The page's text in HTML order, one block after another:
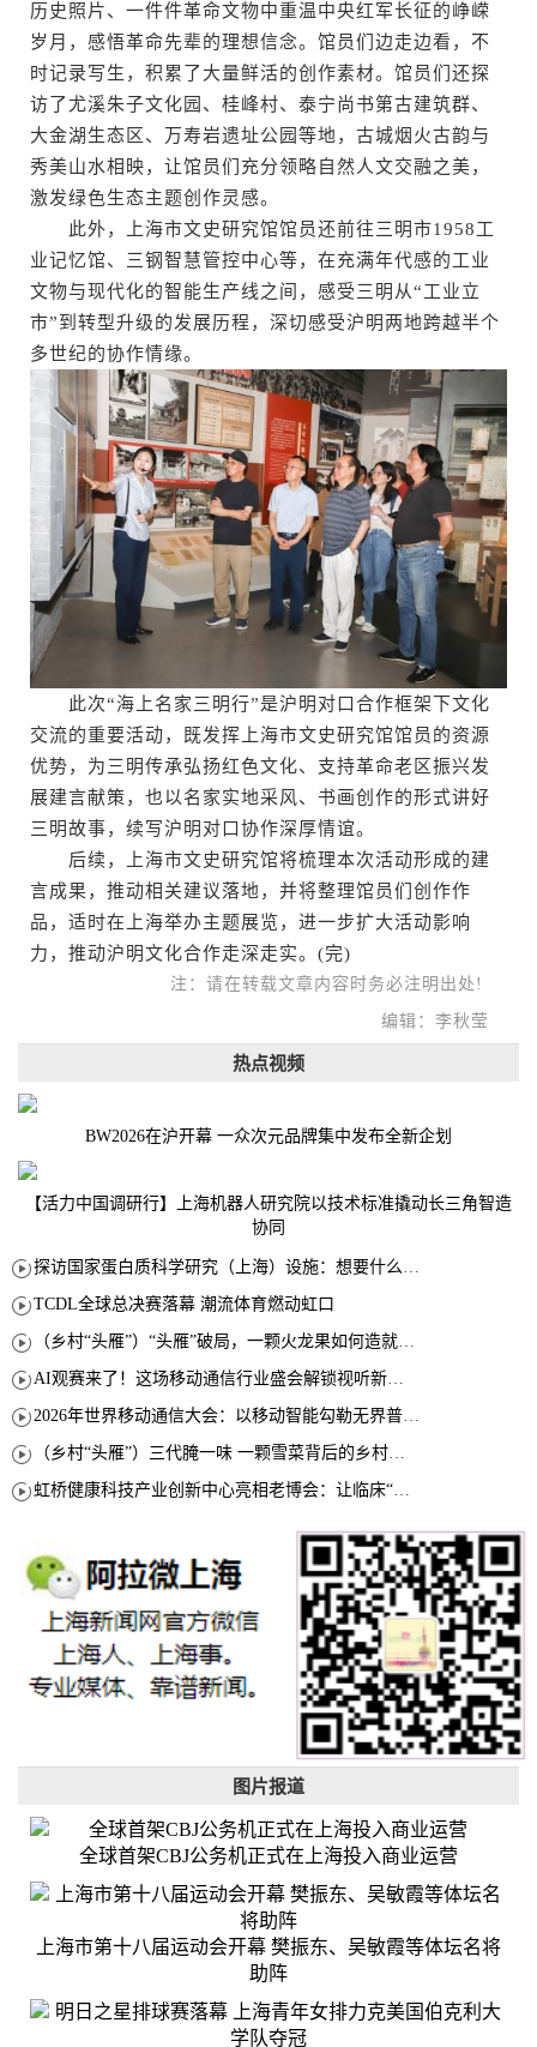
历史照片、一件件革命文物中重温中央红军长征的峥嵘
岁月，感悟革命先辈的理想信念。馆员们边走边看，不
时记录写生，积累了大量鲜活的创作素材。馆员们还探
访了尤溪朱子文化园、桂峰村、泰宁尚书第古建筑群、
大金湖生态区、万寿岩遗址公园等地，古城烟火古韵与
秀美山水相映，让馆员们充分领略自然人文交融之美，
激发绿色生态主题创作灵感。
此外，上海市文史研究馆馆员还前往三明市1958工
业记忆馆、三钢智慧管控中心等，在充满年代感的工业
文物与现代化的智能生产线之间，感受三明从“工业立
市”到转型升级的发展历程，深切感受沪明两地跨越半个
多世纪的协作情缘。
此次“海上名家三明行”是沪明对口合作框架下文化
交流的重要活动，既发挥上海市文史研究馆馆员的资源
优势，为三明传承弘扬红色文化、支持革命老区振兴发
展建言献策，也以名家实地采风、书画创作的形式讲好
三明故事，续写沪明对口协作深厚情谊。
后续，上海市文史研究馆将梳理本次活动形成的建
言成果，推动相关建议落地，并将整理馆员们创作作
品，适时在上海举办主题展览，进一步扩大活动影响
力，推动沪明文化合作走深走实。(完)
注：请在转载文章内容时务必注明出处!
编辑：李秋莹
热点视频
BW2026在沪开幕 一众次元品牌集中发布全新企划
【活力中国调研行】上海机器人研究院以技术标准撬动长三角智造
协同
TCDL全球总决赛落幕 潮流体育燃动虹口
图片报道
全球首架CBJ公务机正式在上海投入商业运营
上海市第十八届运动会开幕 樊振东、吴敏霞等体坛名将
助阵